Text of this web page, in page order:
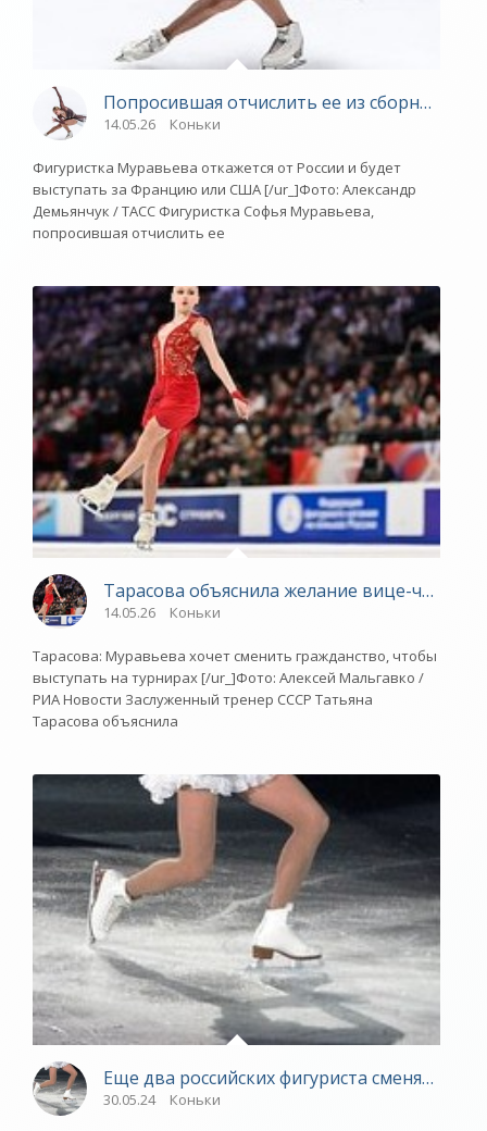
Попросившая отчислить ее из сборной
14.05.26 Коньки
Фигуристка Муравьева откажется от России и будет
выступать за Францию или США [/ur_]Фото: Александр
Демьянчук / ТАСС Фигуристка Софья Муравьева,
попросившая отчислить ее
Тарасова объяснила желание вице-
14.05.26 Коньки
Тарасова: Муравьева хочет сменить гражданство, чтобы
выступать на турнирах [/ur_]Фото: Алексей Мальгавко /
РИА Новости Заслуженный тренер СССР Татьяна
Тарасова объяснила
Еще два российских фигуриста сменят
30.05.24 Коньки